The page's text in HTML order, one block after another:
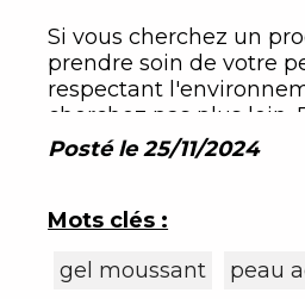
Si vous cherchez un
prendre soin de votre
respectant
cherchez pas plus loin.
vraiment su allier
pour offrir des soins
Posté le 25/11/2024
Mots clés :
gel moussant
peau